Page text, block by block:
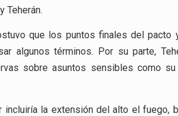
Teherán.
que los puntos finales del pacto
algunos términos. Por su parte,
sobre asuntos sensibles como su
incluiría la extensión del alto el fuego,